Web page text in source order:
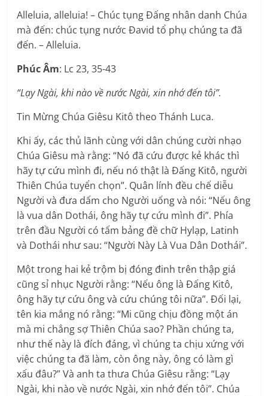
Alleluia, alleluia! – Chúc tụng Ðấng nhân danh Chúa
mà đến: chúc tụng nước Ðavid tổ phụ chúng ta đã
đến. – Alleluia.
Phúc Âm: Lc 23, 35-43
“Lạy Ngài, khi nào về nước Ngài, xin nhớ đến tôi”.
Tin Mừng Chúa Giêsu Kitô theo Thánh Luca.
Khi ấy, các thủ lãnh cùng với dân chúng cười nhạo
Chúa Giêsu mà rằng: “Nó đã cứu được kẻ khác thì
hãy tự cứu mình đi, nếu nó thật là Ðấng Kitô, người
Thiên Chúa tuyển chọn”. Quân lính đều chế diễu
Người và đưa dấm cho Người uống và nói: “Nếu ông
là vua dân Dothái, ông hãy tự cứu mình đi”. Phía
trên đầu Người có tấm bảng đề chữ Hylạp, Latinh
và Dothái như sau: “Người Này Là Vua Dân Dothái”.
Một trong hai kẻ trộm bị đóng đinh trên thập giá
cũng sỉ nhục Người rằng: “Nếu ông là Ðấng Kitô,
ông hãy tự cứu ông và cứu chúng tôi nữa”. Ðối lại,
tên kia mắng nó rằng: “Mi cũng chịu đồng một án
mà mi chẳng sợ Thiên Chúa sao? Phần chúng ta,
như thế này là đích đáng, vì chúng ta chịu xứng với
việc chúng ta đã làm, còn ông này, ông có làm gì
xấu đâu?” Và anh ta thưa Chúa Giêsu rằng: “Lạy
Ngài, khi nào về nước Ngài, xin nhớ đến tôi”. Chúa